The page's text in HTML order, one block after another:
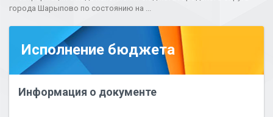
города Шарыпово по состоянию на ...
Исполнение бюджета
Информация о документе